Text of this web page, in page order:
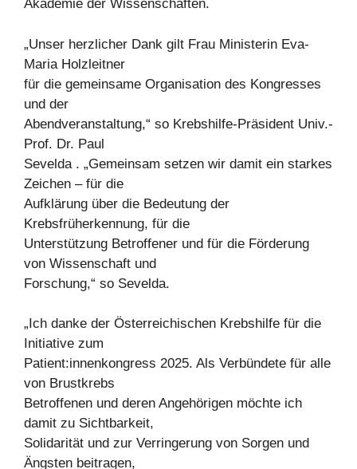
Akademie der Wissenschaften.
„Unser herzlicher Dank gilt Frau Ministerin Eva-
Maria Holzleitner
für die gemeinsame Organisation des Kongresses
und der
Abendveranstaltung,“ so Krebshilfe-Präsident Univ.-
Prof. Dr. Paul
Sevelda . „Gemeinsam setzen wir damit ein starkes
Zeichen – für die
Aufklärung über die Bedeutung der
Krebsfrüherkennung, für die
Unterstützung Betroffener und für die Förderung
von Wissenschaft und
Forschung,“ so Sevelda.
„Ich danke der Österreichischen Krebshilfe für die
Initiative zum
Patient:innenkongress 2025. Als Verbündete für alle
von Brustkrebs
Betroffenen und deren Angehörigen möchte ich
damit zu Sichtbarkeit,
Solidarität und zur Verringerung von Sorgen und
Ängsten beitragen,